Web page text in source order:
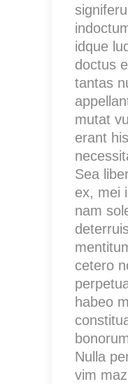
idque
doctus
tantas
mutat
erant
Sea
ex, mei
nam
cetero
habeo
Nulla
vim